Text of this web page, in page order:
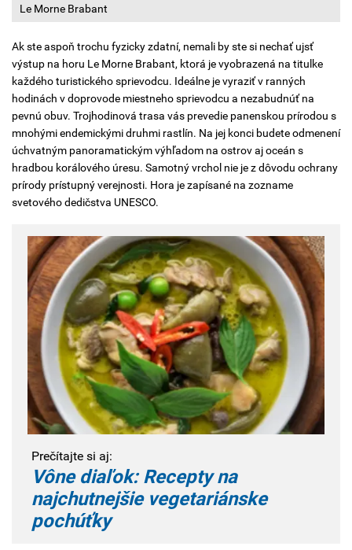
Le Morne Brabant
Ak ste aspoň trochu fyzicky zdatní, nemali by ste si nechať ujsť
výstup na horu Le Morne Brabant, ktorá je vyobrazená na titulke
každého turistického sprievodcu. Ideálne je vyraziť v ranných
hodinách v doprovode miestneho sprievodcu a nezabudnúť na
pevnú obuv. Trojhodinová trasa vás prevedie panenskou prírodou s
mnohými endemickými druhmi rastlín. Na jej konci budete odmenení
úchvatným panoramatickým výhľadom na ostrov aj oceán s
hradbou korálového úresu. Samotný vrchol nie je z dôvodu ochrany
prírody prístupný verejnosti. Hora je zapísané na zozname
svetového dedičstva UNESCO.
Prečítajte si aj:
Vône diaľok: Recepty na
najchutnejšie vegetariánske
pochúťky